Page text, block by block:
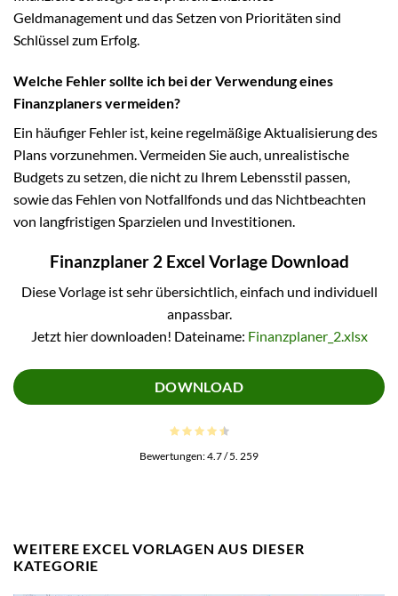
Geldmanagement und das Setzen von Prioritäten sind
Schlüssel zum Erfolg.
Welche Fehler sollte ich bei der Verwendung eines
Finanzplaners vermeiden?
Ein häufiger Fehler ist, keine regelmäßige Aktualisierung des
Plans vorzunehmen. Vermeiden Sie auch, unrealistische
Budgets zu setzen, die nicht zu Ihrem Lebensstil passen,
sowie das Fehlen von Notfallfonds und das Nichtbeachten
von langfristigen Sparzielen und Investitionen.
Finanzplaner 2 Excel Vorlage Download
Diese Vorlage ist sehr übersichtlich, einfach und individuell
anpassbar.
Jetzt hier downloaden! Dateiname: Finanzplaner_2.xlsx
DOWNLOAD
Bewertungen:4.7/ 5. 259
WEITERE EXCEL VORLAGEN AUS DIESER
KATEGORIE